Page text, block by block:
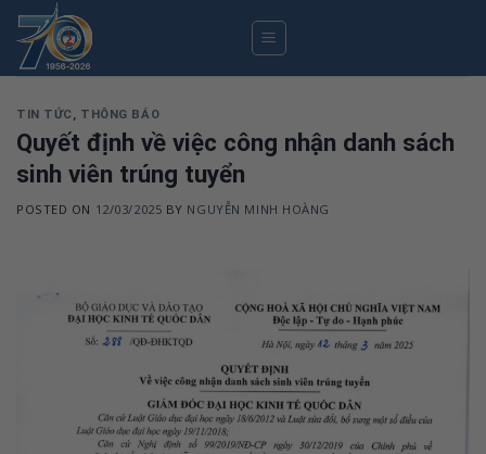
Skip
content
TIN TỨC , THÔNG BÁO
Quyết định về việc công nhận danh sách
sinh viên trúng tuyển
POSTED ON 12/03/2025 BY NGUYỄN MINH HOÀNG